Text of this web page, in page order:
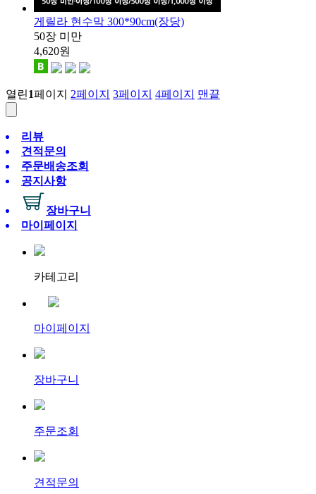
게릴라 현수막 300*90cm(장당)
50장 미만
4,620원
열린1페이지 2페이지 3페이지 4페이지 맨끝
리뷰
견적문의
주문배송조회
공지사항
장바구니
마이페이지
카테고리
마이페이지
장바구니
주문조회
견적문의